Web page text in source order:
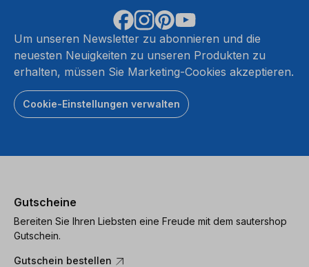
Um unseren Newsletter zu abonnieren und die
neuesten Neuigkeiten zu unseren Produkten zu
erhalten, müssen Sie Marketing-Cookies akzeptieren.
Cookie-Einstellungen verwalten
Gutscheine
Bereiten Sie Ihren Liebsten eine Freude mit dem sautershop
Gutschein.
Gutschein bestellen